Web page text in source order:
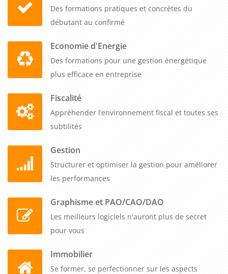
Des formations pratiques et concrètes du
débutant au confirmé
Economie d'Energie
Des formations pour une gestion énergétique
plus efficace en entreprise
Fiscalité
Appréhender l’environnement fiscal et toutes ses
subtilités
Gestion
Structurer et optimiser la gestion pour améliorer
les performances
Graphisme et PAO/CAO/DAO
Les meilleurs logiciels n'auront plus de secret
pour vous
Immobilier
Se former, se perfectionner sur les aspects